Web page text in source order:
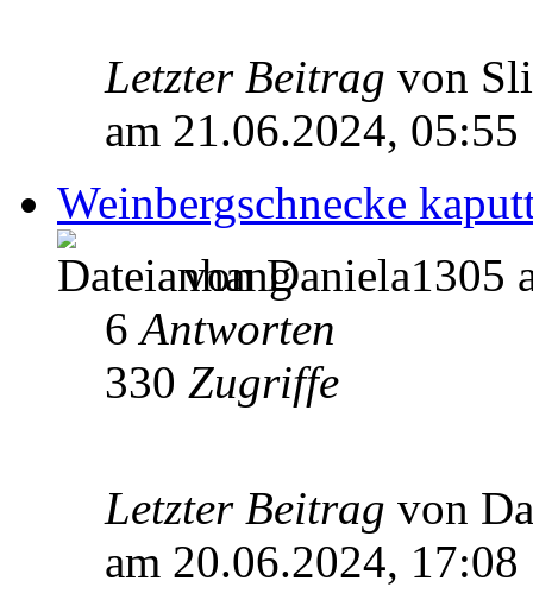
Letzter Beitrag von
am 21.06.2024, 05:55
Weinbergschnecke
von Daniela1305
6Antworten
330 Zugriffe
Letzter Beitrag von
am 20.06.2024, 17:08